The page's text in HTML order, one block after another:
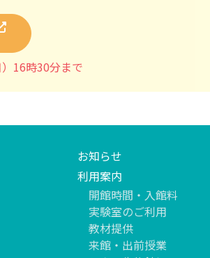
16時30分まで
お知らせ
利用案内
開館時間・入館料
実験室のご利用
教材提供
来館・出前授業